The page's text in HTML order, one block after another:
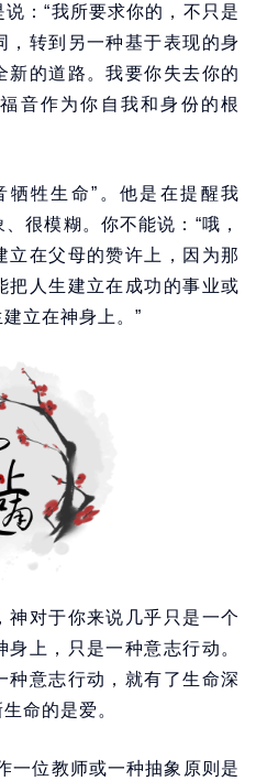
：“我所要求你的，不只是
，转到另一种基于表现的身
新的道路。我要你失去你的
音作为你自我和身份的根
牺牲生命”。他是在提醒我
很模糊。你不能说：“哦，
立在父母的赞许上，因为那
把人生建立在成功的事业或
立在神身上。”
神对于你来说几乎只是一个
上，只是一种意志行动。
种意志行动，就有了生命深
命的是爱。
一位教师或一种抽象原则是